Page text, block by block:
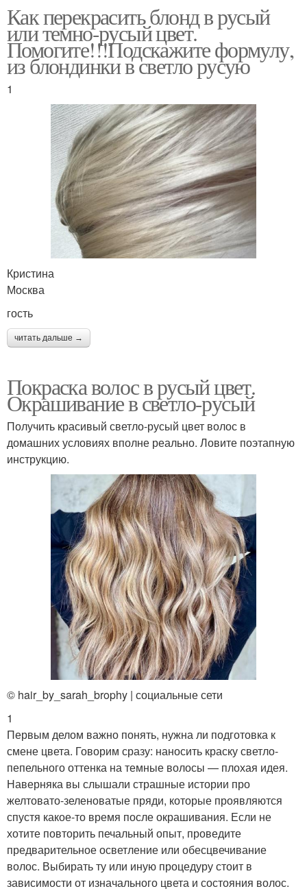
Как перекрасить блонд в русый
или темно-русый цвет.
Помогите!!!Подскажите формулу,
из блондинки в светло русую
1
Кристина
Москва
гость
читать дальше →
Покраска волос в русый цвет.
Окрашивание в светло-русый
Получить красивый светло-русый цвет волос в
домашних условиях вполне реально. Ловите поэтапную
инструкцию.
© hair_by_sarah_brophy | социальные сети
1
Первым делом важно понять, нужна ли подготовка к
смене цвета. Говорим сразу: наносить краску светло-
пепельного оттенка на темные волосы — плохая идея.
Наверняка вы слышали страшные истории про
желтовато-зеленоватые пряди, которые проявляются
спустя какое-то время после окрашивания. Если не
хотите повторить печальный опыт, проведите
предварительное осветление или обесцвечивание
волос. Выбирать ту или иную процедуру стоит в
зависимости от изначального цвета и состояния волос.